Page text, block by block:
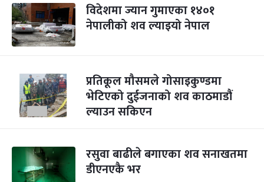
विदेशमा ज्यान गुमाएका १४०१
नेपालीको शव ल्याइयो नेपाल
प्रतिकूल मौसमले गोसाइकुण्डमा
भेटिएको दुईजनाको शव काठमाडौं
ल्याउन सकिएन
रसुवा बाढीले बगाएका शव सनाखतमा
डीएनएकै भर